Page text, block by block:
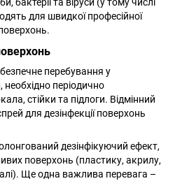
для швидкої професійної
перебування у
періодично
стійки та підлоги. Відмінний
для дезінфекції поверхонь
дезінфікуючий ефект,
поверхонь (пластику, акрилу,
Ще одна важлива перевага –